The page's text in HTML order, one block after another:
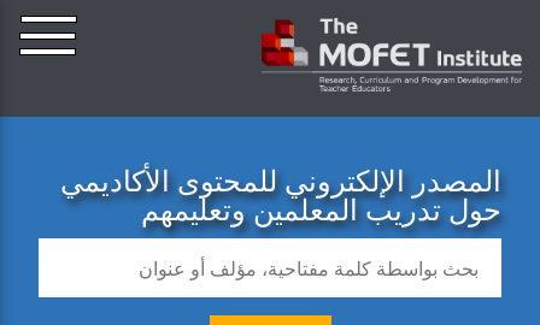
المصدر الإلكتروني للمحتوى الأكاديمي
حول تدريب المعلمين وتعليمهم